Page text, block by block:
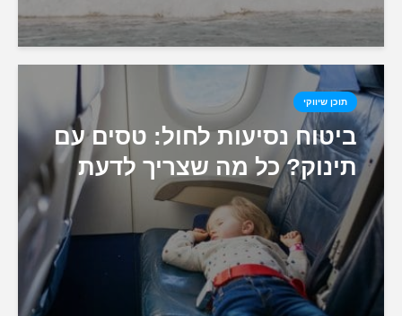
תוכן שיווקי
ביטוח נסיעות לחול: טסים עם
תינוק? כל מה שצריך לדעת